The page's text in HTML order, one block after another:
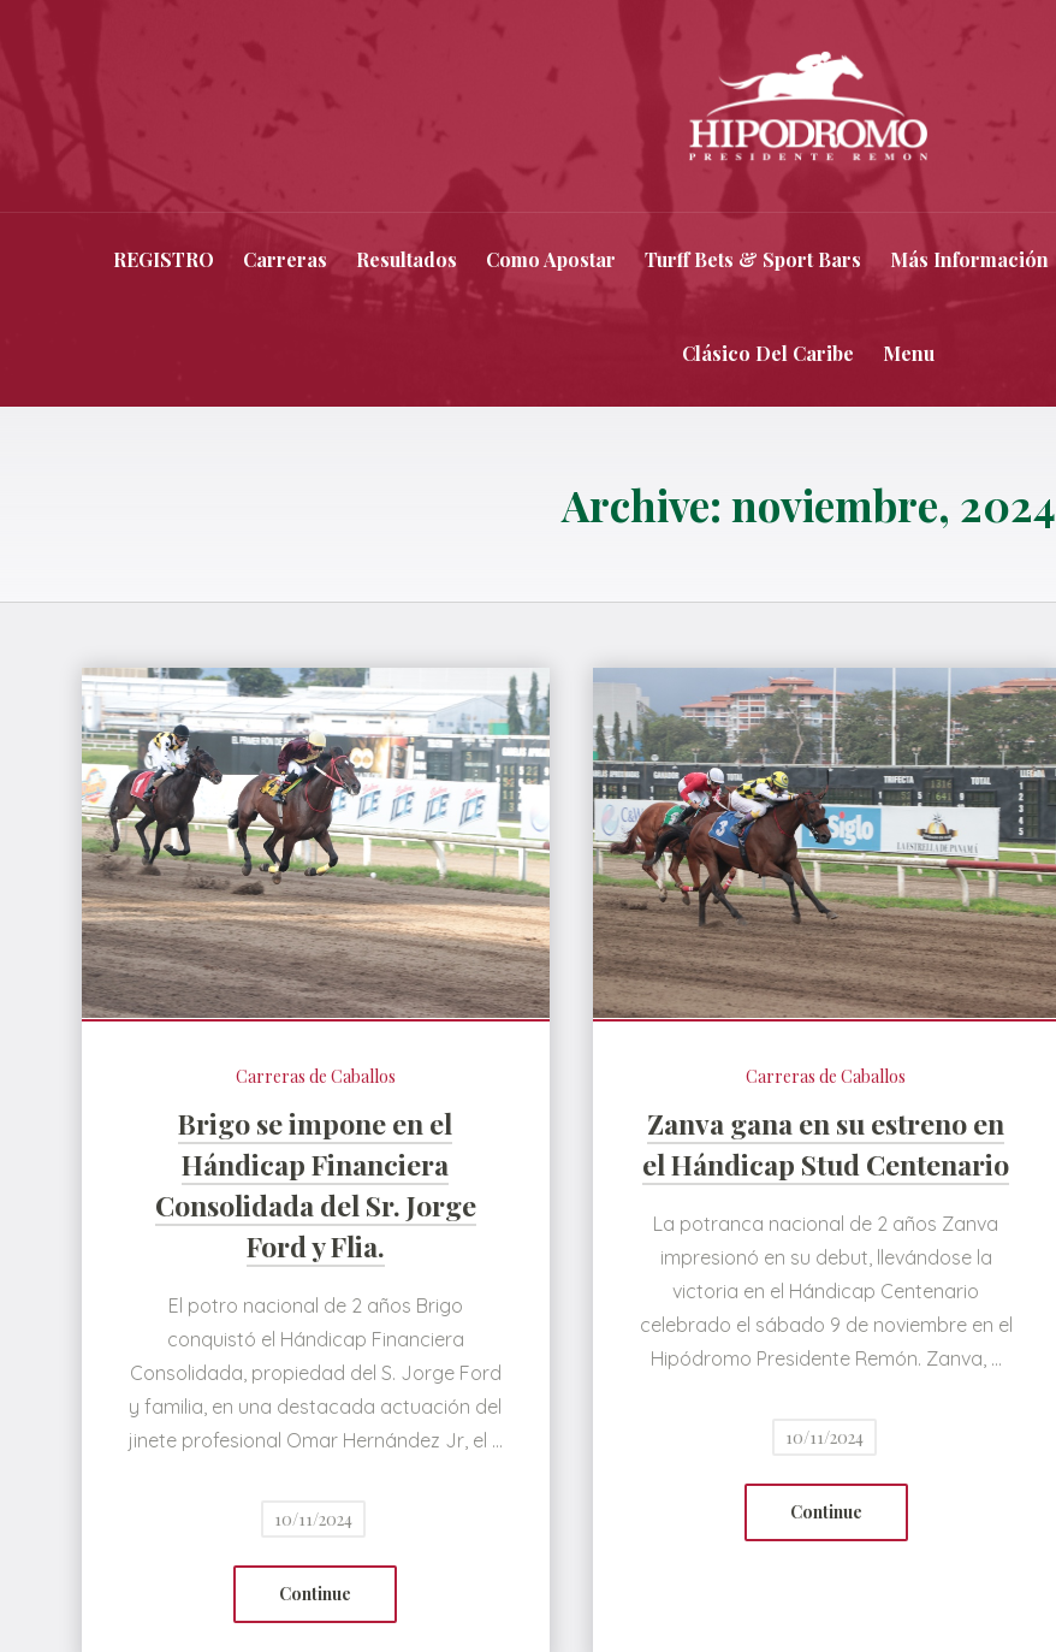
REGISTRO Carreras Resultados Como Apostar Turff Bets & Sport Bars Más Información
Clásico Del Caribe Menu
Archive: noviembre, 2024
Carreras de Caballos
Brigo se impone en el
Hándicap Financiera
Consolidada del Sr. Jorge
Ford y Flia.
El potro nacional de 2 años Brigo
conquistó el Hándicap Financiera
Consolidada, propiedad del S. Jorge Ford
y familia, en una destacada actuación del
jinete profesional Omar Hernández Jr, el …
10/11/2024
Continue
Carreras de Caballos
Zanva gana en su estreno en
el Hándicap Stud Centenario
La potranca nacional de 2 años Zanva
impresionó en su debut, llevándose la
victoria en el Hándicap Centenario
celebrado el sábado 9 de noviembre en el
Hipódromo Presidente Remón. Zanva, …
10/11/2024
Continue